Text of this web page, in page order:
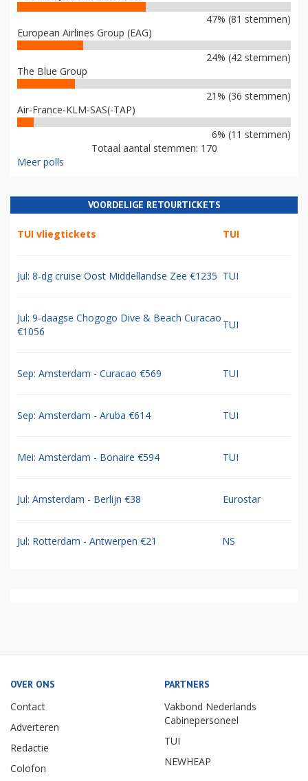
47% (81 stemmen)
European Airlines Group (EAG)
24% (42 stemmen)
The Blue Group
21% (36 stemmen)
Air-France-KLM-SAS(-TAP)
6% (11 stemmen)
Totaal aantal stemmen: 170
Meer polls
VOORDELIGE RETOURTICKETS
TUI vliegtickets TUI
Jul: 8-dg cruise Oost Middellandse Zee €1235 TUI
Jul: 9-daagse Chogogo Dive & Beach Curacao
€1056
TUI
Sep: Amsterdam - Curacao €569 TUI
Sep: Amsterdam - Aruba €614 TUI
Mei: Amsterdam - Bonaire €594 TUI
Jul: Amsterdam - Berlijn €38 Eurostar
Jul: Rotterdam - Antwerpen €21 NS
OVER ONS
Contact
Adverteren
Redactie
Colofon
PARTNERS
Vakbond Nederlands
Cabinepersoneel
TUI
NEWHEAP